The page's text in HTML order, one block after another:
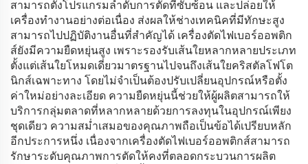
สามารถตั้งโปรแกรมลำดับการตัดที่ซับซ้อน และปล่อยให้
เครื่องทำงานอย่างต่อเนื่อง ส่งผลให้ช่างเทคนิคที่มีทักษะสูง
สามารถไปปฏิบัติงานอื่นที่สำคัญได้ เครื่องตัดไฟเบอร์ออพติก
ส์ยังมีความยืดหยุ่นสูง เพราะรองรับเส้นใยหลากหลายประเภท
ตั้งแต่เส้นใยโหมดเดี่ยวมาตรฐานไปจนถึงเส้นใยคริสตัลโฟโต
นิกส์เฉพาะทาง โดยไม่จำเป็นต้องปรับเปลี่ยนอุปกรณ์หรือตั้ง
ค่าใหม่อย่างละเอียด ความยืดหยุ่นนี้ช่วยให้ผู้ผลิตสามารถให้
บริการกลุ่มตลาดที่หลากหลายด้วยการลงทุนในอุปกรณ์เพียง
ชุดเดียว ความสม่ำเสมอของคุณภาพถือเป็นข้อได้เปรียบหลัก
อีกประการหนึ่ง เนื่องจากเครื่องตัดไฟเบอร์ออพติกส์สามารถ
รักษาระดับคุณภาพการตัดให้คงที่ตลอดกระบวนการผลิต